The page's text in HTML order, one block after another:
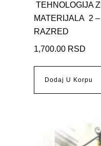
TEHNOLOGIJA
MATERIJALA 2
RAZRED
1,700.00 RSD
Dodaj U Korpu